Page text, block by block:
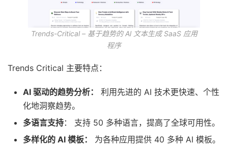
Trends-Critical – 基于趋势的 Al 文本生成 SaaS 应用
程序
Trends Critical 主要特点：
AI 驱动的趋势分析：
利用先进的 AI 技术更快速、个性
化地洞察趋势。
多语言支持： 支持 50 多种语言，提高了全球可用性。
多样化的 AI 模板：
为各种应用提供 40 多种 AI 模板。